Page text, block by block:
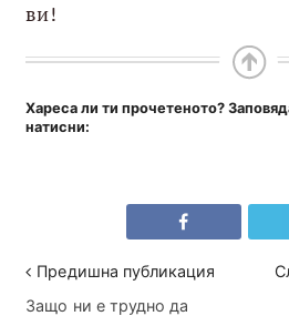
ви!
Хареса ли ти прочетеното?
натисни:
Предишна публикация
Защо ни е трудно да